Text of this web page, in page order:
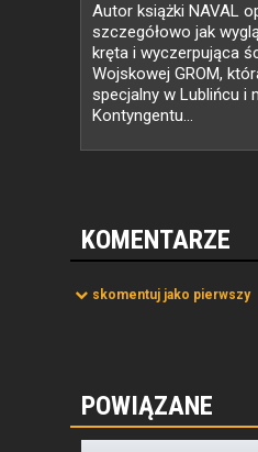
Autor książki NAVAL
szczegółowo jak
kręta i wyczerpująca
Wojskowej GROM,
specjalny w Lublińcu i
Kontyngentu...
KOMENTARZE
skomentuj jako pierwszy
POWIĄZANE